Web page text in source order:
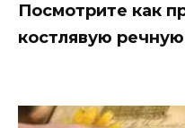
Посмотрите как
костлявую